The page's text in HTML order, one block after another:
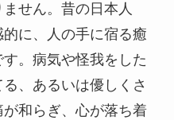
せん。昔の日本人
に、人の手に宿る癒
。病気や怪我をした
、あるいは優しくさ
和らぎ、心が落ち着